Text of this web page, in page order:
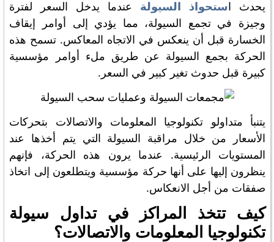
يحدث استحواذ السيولة عندما يدخل السعر لفترة
وجيزة في تجمع السيولة، مما يؤدي إلى أوامر إيقاف
الخسارة قبل أن ينعكس في الاتجاه المعاكس. تسمح هذه
الحركة بجمع السيولة عن طريق ملء أوامر مؤسسية
كبيرة قبل حدوث تغير كبير في السعر.
يتنبأ متداولو تكنولوجيا المعلومات والاتصالات بتحركات
الأسعار من خلال مراقبة السيولة التي يتم أخذها عند
المستويات الرئيسية. عندما يرون هذه الحركة، فإنهم
ينظرون إليها على أنها حركة مؤسسية ويتطلعون إلى اتخاذ
صفقات من أجل الانعكاس.
كيف تتخذ المراكز في تداول سيولة
تكنولوجيا المعلومات والاتصالات؟